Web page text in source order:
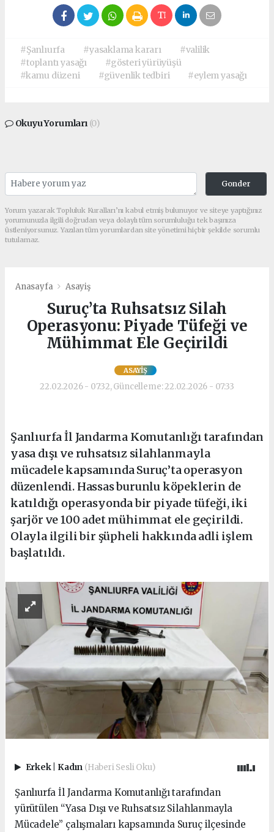
#Şanlıurfa #yasaklama kararı
#valilik
#toplantı yasağı
#gösteri yürüyüşü
#kamu düzeni
#güvenlik tedbiri #eylem yasağı
Okuyu Yorumları (0)
Gonder
Yorum yazarak Topluluk Kuralları’nı kabul etmiş bulunuyor ve siteye yaptığınız
yorumunuzla ilgili doğrudan veya dolaylı tüm sorumluluğu tek başınıza
üstleniyorsunuz. Yazılan tüm yorumlardan site yönetimi hiçbir şekilde sorumlu
tutulamaz.
Anasayfa Asayiş
Suruç’ta Ruhsatsız Silah
Operasyonu: Piyade Tüfeği ve
Mühimmat Ele Geçirildi
ASAYIŞ
22.02.2026 - 07:32, Güncelleme: 22.02.2026 - 07:33
Şanlıurfa İl Jandarma Komutanlığı tarafından
yasa dışı ve ruhsatsız silahlanmayla
mücadele kapsamında Suruç’ta operasyon
düzenlendi. Hassas burunlu köpeklerin de
katıldığı operasyonda bir piyade tüfeği, iki
şarjör ve 100 adet mühimmat ele geçirildi.
Olayla ilgili bir şüpheli hakkında adli işlem
başlatıldı.
Erkek Kadın (Haberi Sesli Oku)
Şanlıurfa İl Jandarma Komutanlığı tarafından
yürütülen “Yasa Dışı ve Ruhsatsız Silahlanmayla
Mücadele” çalışmaları kapsamında Suruç ilçesinde